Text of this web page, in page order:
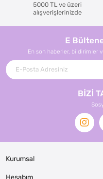
5000 TL ve üzeri
alışverişlerinizde
E
En son haberler, bildirimler
BİZİ
Kurumsal
Hesabım